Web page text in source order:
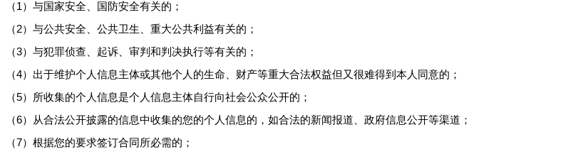
（1）与国家安全、国防安全有关的；
（2）与公共安全、公共卫生、重大公共利益有关的；
（3）与犯罪侦查、起诉、审判和判决执行等有关的；
（4）出于维护个人信息主体或其他个人的生命、财产等重大合法权益但又很难得到本人同意的；
（5）所收集的个人信息是个人信息主体自行向社会公众公开的；
（6）从合法公开披露的信息中收集的您的个人信息的，如合法的新闻报道、政府信息公开等渠道；
（7）根据您的要求签订合同所必需的；